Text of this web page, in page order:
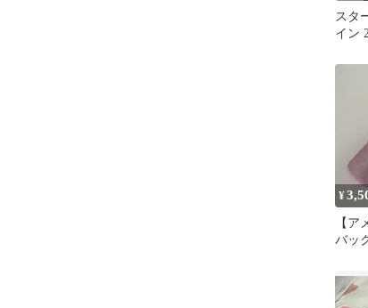
スタ
イン
¥
【ア
バッ